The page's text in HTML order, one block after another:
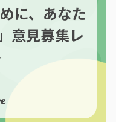
に、あなた
意見募集レ